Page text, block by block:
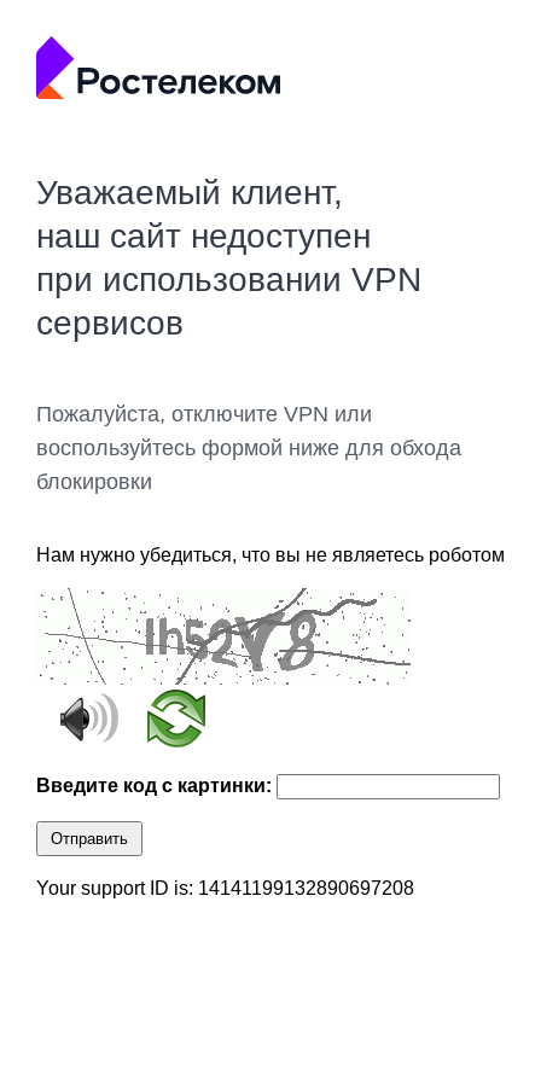
Уважаемый клиент,
наш сайт недоступен
при использовании VPN
сервисов
Пожалуйста, отключите VPN или
воспользуйтесь формой ниже для обхода
блокировки
Нам нужно убедиться, что вы не являетесь роботом
Введите код с картинки:
Отправить
Your support ID is: 14141199132890697208